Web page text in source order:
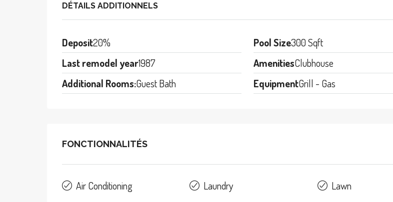
DÉTAILS ADDITIONNELS
Deposit20% Pool Size300 Sqft
Last remodel year1987 AmenitiesClubhouse
Additional Rooms:Guest Bath EquipmentGrill - Gas
FONCTIONNALITÉS
Air Conditioning Laundry
Lawn